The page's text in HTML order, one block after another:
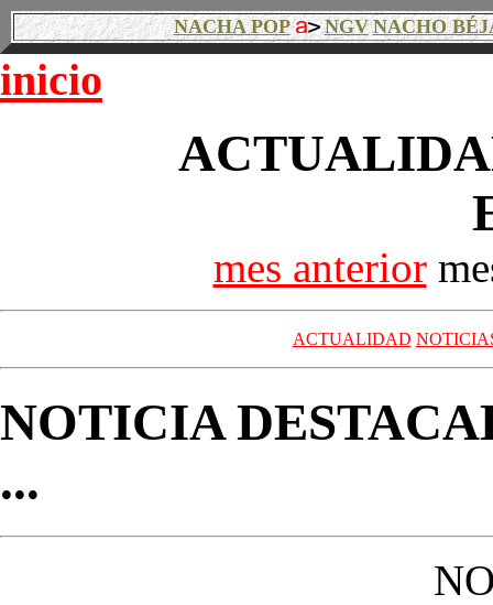
NACHA POP NGV NACHO
inicio
mes anterior
ACTUALIDAD
NOTICIA
...